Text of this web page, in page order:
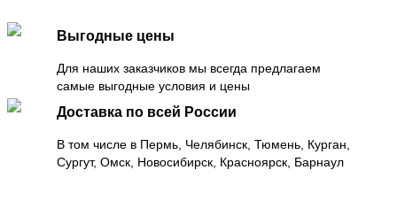
Выгодные цены
Для наших заказчиков мы всегда предлагаем
самые выгодные условия и цены
Доставка по всей России
В том числе в Пермь, Челябинск, Тюмень, Курган,
Сургут, Омск, Новосибирск, Красноярск, Барнаул